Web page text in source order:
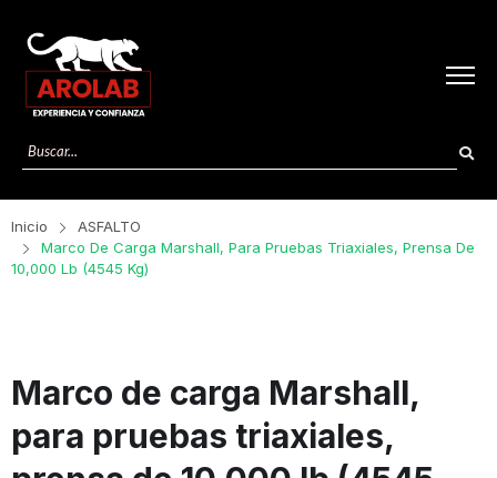
Inicio
ASFALTO
Marco De Carga Marshall, Para Pruebas Triaxiales, Prensa De
10,000 Lb (4545 Kg)
Marco de carga Marshall,
para pruebas triaxiales,